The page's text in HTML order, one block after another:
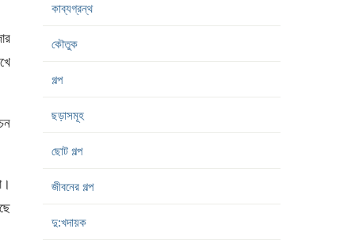
কাব্যগ্রন্থ
কৌতুক
গল্প
ছড়াসমূহ
ছোট গল্প
জীবনের গল্প
দু:খদায়ক